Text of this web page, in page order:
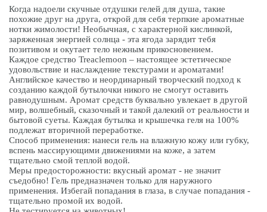
Когда надоели скучные отдушки гелей для душа, такие
похожие друг на друга, открой для себя терпкие ароматные
нотки жимолости! Необычная, с характерной кислинкой,
заряженная энергией солнца - эта ягода зарядит тебя
позитивом и окутает тело нежным прикосновением.
Каждое средство Treaclemoon – настоящее эстетическое
удовольствие и наслаждение текстурами и ароматами!
Английское качество и неординарный творческий подход к
созданию каждой бутылочки никого не смогут оставить
равнодушным. Аромат средств буквально увлекает в другой
мир, волшебный, сказочный и такой далекий от реальности и
бытовой суеты. Каждая бутылка и крышечка геля на 100%
подлежат вторичной переработке.
Способ применения: нанеси гель на влажную кожу или губку,
вспень массирующими движениями на коже, а затем
тщательно смой теплой водой.
Меры предосторожности: вкусный аромат - не значит
съедобно! Гель предназначен только для наружного
применения. Избегай попадания в глаза, в случае попадания -
тщательно промой их водой.